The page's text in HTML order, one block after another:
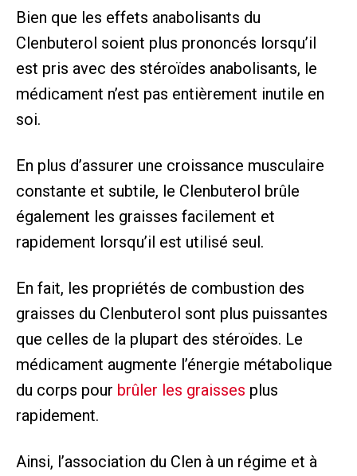
Bien que les effets anabolisants du
Clenbuterol soient plus prononcés lorsqu’il
est pris avec des stéroïdes anabolisants, le
médicament n’est pas entièrement inutile en
soi.
En plus d’assurer une croissance musculaire
constante et subtile, le Clenbuterol brûle
également les graisses facilement et
rapidement lorsqu’il est utilisé seul.
En fait, les propriétés de combustion des
graisses du Clenbuterol sont plus puissantes
que celles de la plupart des stéroïdes. Le
médicament augmente l’énergie métabolique
du corps pour brûler les graisses plus
rapidement.
Ainsi, l’association du Clen à un régime et à